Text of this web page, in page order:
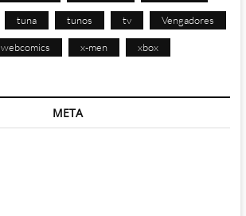
tuna tunos tv Vengadores
webcomics x-men xbox
META